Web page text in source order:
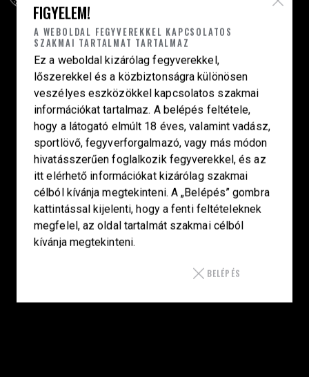
Célba találunk együtt-fegyverek szenvedéllyel!
SZAKÜZLET
HU—9024 Győr
Déry Tibor u.13.
info@keilertactical.hu
+36 30 799 73 39
Fegyverkereskedelmi engedély szám:
08000-821/1850-11/2025F
Haditechnikai engedély szám:
LINKEK
FIGYELEM!
A WEBOLDAL FEGYVEREKKEL KAPCSOLATOS
SZAKMAI TARTALMAT TARTALMAZ
Ez a weboldal kizárólag fegyverekkel,
lőszerekkel és a közbiztonságra különösen
veszélyes eszközökkel kapcsolatos szakmai
információkat tartalmaz. A belépés feltétele,
hogy a látogató elmúlt 18 éves, valamint vadász,
sportlövő, fegyverforgalmazó, vagy más módon
hivatásszerűen foglalkozik fegyverekkel, és az
itt elérhető információkat kizárólag szakmai
célból kívánja megtekinteni. A „Belépés” gombra
kattintással kijelenti, hogy a fenti feltételeknek
megfelel, az oldal tartalmát szakmai célból
kívánja megtekinteni.
BELÉPÉS